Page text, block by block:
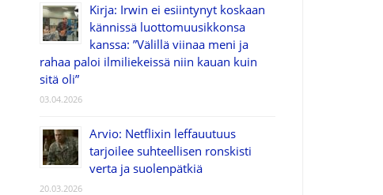
Kirja: Irwin ei esiintynyt koskaan
kännissä luottomuusikkonsa
kanssa: ”Välillä viinaa meni ja
rahaa paloi ilmiliekeissä niin kauan kuin
sitä oli”
03.04.2026
Arvio: Netflixin leffauutuus
tarjoilee suhteellisen ronskisti
verta ja suolenpätkiä
20.03.2026